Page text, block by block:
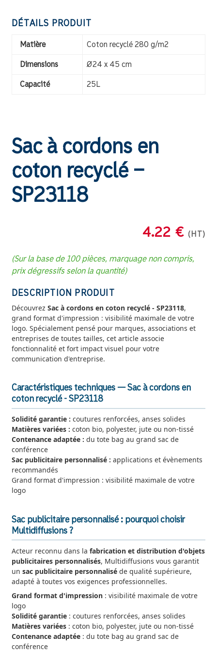
DÉTAILS PRODUIT
Matière Coton recyclé 280 g/m2
Dimensions Ø24 x 45 cm
Capacité 25L
Sac à cordons en
coton recyclé –
SP23118
4.22 € (HT)
(Sur la base de 100 pièces, marquage non compris,
prix dégressifs selon la quantité)
DESCRIPTION PRODUIT
Découvrez Sac à cordons en coton recyclé - SP23118,
grand format d'impression : visibilité maximale de votre
logo. Spécialement pensé pour marques, associations et
entreprises de toutes tailles, cet article associe
fonctionnalité et fort impact visuel pour votre
communication d'entreprise.
Caractéristiques techniques — Sac à cordons en
coton recyclé - SP23118
Solidité garantie : coutures renforcées, anses solides
Matières variées : coton bio, polyester, jute ou non-tissé
Contenance adaptée : du tote bag au grand sac de
conférence
Sac publicitaire personnalisé : applications et évènements
recommandés
Grand format d'impression : visibilité maximale de votre
logo
Sac publicitaire personnalisé : pourquoi choisir
Multidiffusions ?
Acteur reconnu dans la fabrication et distribution d'objets
publicitaires personnalisés, Multidiffusions vous garantit
un sac publicitaire personnalisé de qualité supérieure,
adapté à toutes vos exigences professionnelles.
Grand format d'impression : visibilité maximale de votre
logo
Solidité garantie : coutures renforcées, anses solides
Matières variées : coton bio, polyester, jute ou non-tissé
Contenance adaptée : du tote bag au grand sac de
conférence